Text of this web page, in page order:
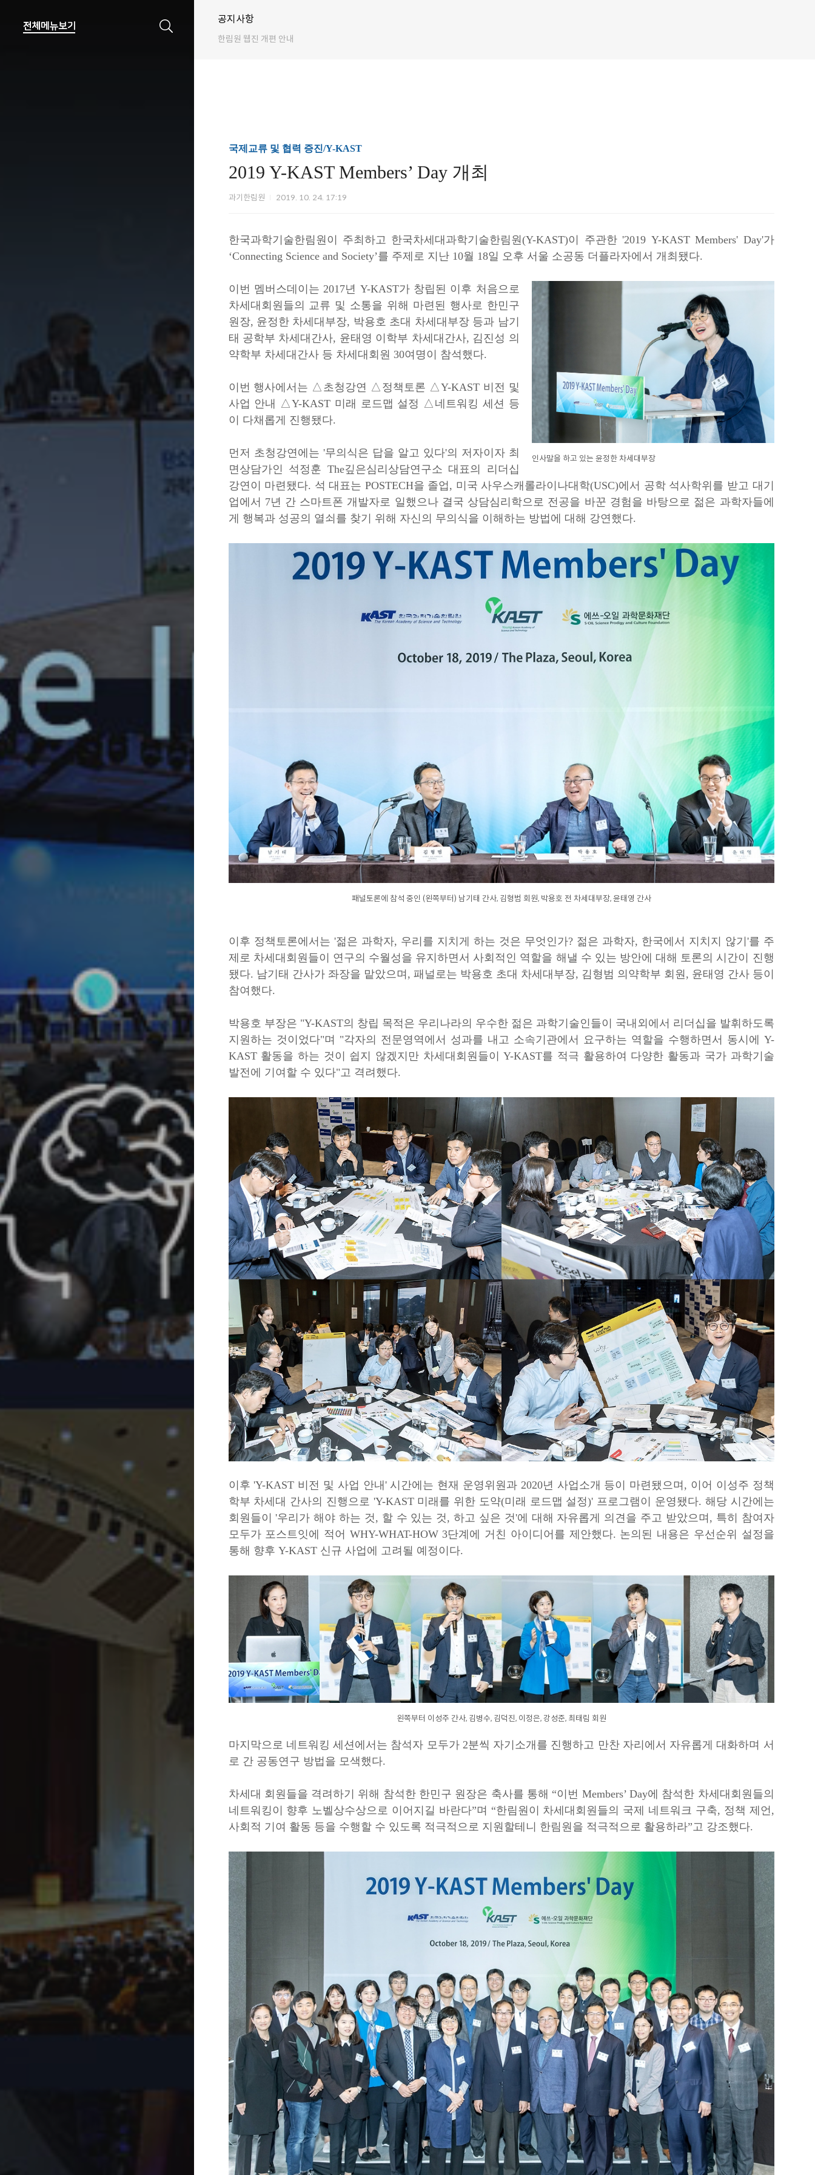
공지사항
한림원 웹진 개편 안내
국제교류 및 협력 증진/Y-KAST
2019 Y-KAST Members’ Day 개최
과기한림원 2019. 10. 24. 17:19
한국과학기술한림원이 주최하고 한국차세대과학기술한림원(Y-KAST)이 주관한 '2019 Y-KAST Members' Day'가
‘Connecting Science and Society’를 주제로 지난 10월 18일 오후 서울 소공동 더플라자에서 개최됐다.
인사말을 하고 있는 윤정한 차세대부장
이번 멤버스데이는 2017년 Y-KAST가 창립된 이후 처음으로
차세대회원들의 교류 및 소통을 위해 마련된 행사로 한민구
원장, 윤정한 차세대부장, 박용호 초대 차세대부장 등과 남기
태 공학부 차세대간사, 윤태영 이학부 차세대간사, 김진성 의
약학부 차세대간사 등 차세대회원 30여명이 참석했다.
이번 행사에서는 △초청강연 △정책토론 △Y-KAST 비전 및
사업 안내 △Y-KAST 미래 로드맵 설정 △네트워킹 세션 등
이 다채롭게 진행됐다.
먼저 초청강연에는 '무의식은 답을 알고 있다'의 저자이자 최
면상담가인 석정훈 The깊은심리상담연구소 대표의 리더십
강연이 마련됐다. 석 대표는 POSTECH을 졸업, 미국 사우스캐롤라이나대학(USC)에서 공학 석사학위를 받고 대기
업에서 7년 간 스마트폰 개발자로 일했으나 결국 상담심리학으로 전공을 바꾼 경험을 바탕으로 젊은 과학자들에
게 행복과 성공의 열쇠를 찾기 위해 자신의 무의식을 이해하는 방법에 대해 강연했다.
패널토론에 참석 중인 (왼쪽부터) 남기태 간사, 김형범 회원, 박용호 전 차세대부장, 윤태영 간사
이후 정책토론에서는 '젊은 과학자, 우리를 지치게 하는 것은 무엇인가? 젊은 과학자, 한국에서 지치지 않기'를 주
제로 차세대회원들이 연구의 수월성을 유지하면서 사회적인 역할을 해낼 수 있는 방안에 대해 토론의 시간이 진행
됐다. 남기태 간사가 좌장을 맡았으며, 패널로는 박용호 초대 차세대부장, 김형범 의약학부 회원, 윤태영 간사 등이
참여했다.
박용호 부장은 "Y-KAST의 창립 목적은 우리나라의 우수한 젊은 과학기술인들이 국내외에서 리더십을 발휘하도록
지원하는 것이었다"며 "각자의 전문영역에서 성과를 내고 소속기관에서 요구하는 역할을 수행하면서 동시에 Y-
KAST 활동을 하는 것이 쉽지 않겠지만 차세대회원들이 Y-KAST를 적극 활용하여 다양한 활동과 국가 과학기술
발전에 기여할 수 있다"고 격려했다.
이후 'Y-KAST 비전 및 사업 안내' 시간에는 현재 운영위원과 2020년 사업소개 등이 마련됐으며, 이어 이성주 정책
학부 차세대 간사의 진행으로 'Y-KAST 미래를 위한 도약(미래 로드맵 설정)' 프로그램이 운영됐다. 해당 시간에는
회원들이 '우리가 해야 하는 것, 할 수 있는 것, 하고 싶은 것'에 대해 자유롭게 의견을 주고 받았으며, 특히 참여자
모두가 포스트잇에 적어 WHY-WHAT-HOW 3단계에 거친 아이디어를 제안했다. 논의된 내용은 우선순위 설정을
통해 향후 Y-KAST 신규 사업에 고려될 예정이다.
왼쪽부터 이성주 간사, 김병수, 김덕진, 이정은, 강성준, 최태림 회원
마지막으로 네트워킹 세션에서는 참석자 모두가 2분씩 자기소개를 진행하고 만찬 자리에서 자유롭게 대화하며 서
로 간 공동연구 방법을 모색했다.
차세대 회원들을 격려하기 위해 참석한 한민구 원장은 축사를 통해 “이번 Members’ Day에 참석한 차세대회원들의
네트워킹이 향후 노벨상수상으로 이어지길 바란다”며 “한림원이 차세대회원들의 국제 네트워크 구축, 정책 제언,
사회적 기여 활동 등을 수행할 수 있도록 적극적으로 지원할테니 한림원을 적극적으로 활용하라”고 강조했다.